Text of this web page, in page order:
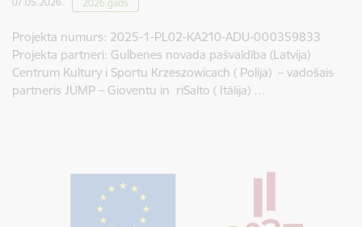
2026.gads
Projekta numurs: 2025-1-PL02-KA210-ADU-000359833
Projekta partneri: Gulbenes novada pašvaldība (Latvija)
Centrum Kultury i Sportu Krzeszowicach ( Polija) – vadošais
partneris JUMP – Gioventu in riSalto ( Itālija) …